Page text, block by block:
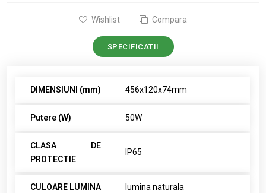
Wishlist Compara
SPECIFICATII
DIMENSIUNI (mm) 456x120x74mm
Putere (W) 50W
CLASA DE
PROTECTIE
IP65
CULOARE LUMINA lumina naturala